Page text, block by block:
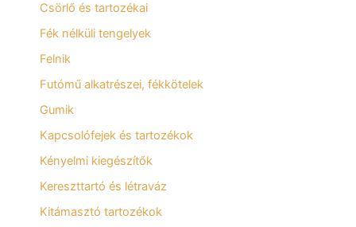
Csörlő és tartozékai
Fék nélküli tengelyek
Felnik
Futómű alkatrészei, fékkötelek
Gumik
Kapcsolófejek és tartozékok
Kényelmi kiegészítők
Kereszttartó és létraváz
Kitámasztó tartozékok